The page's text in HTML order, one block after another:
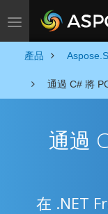
Toggle navigation
產品
通過 C# 將
通過
在 .NET